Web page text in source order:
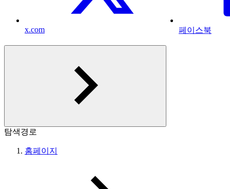
x.com 페이스북
탐색경로
홈페이지